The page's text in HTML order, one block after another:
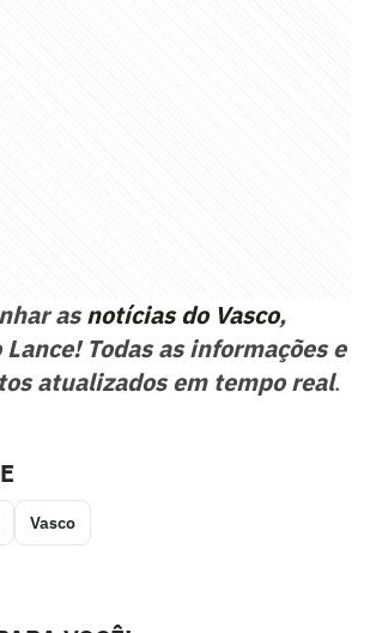
asnotícias do Vasco,
Todas as informações e
atualizados em tempo real.
Vasco